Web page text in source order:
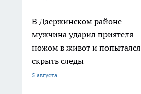
В Дзержинском районе
мужчина ударил приятеля
ножом в живот и попытался
скрыть следы
5 августа